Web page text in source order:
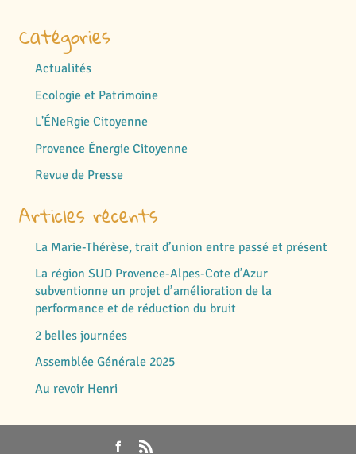
Catégories
Actualités
Ecologie et Patrimoine
L'ÉNeRgie Citoyenne
Provence Énergie Citoyenne
Revue de Presse
Articles récents
La Marie-Thérèse, trait d’union entre passé et présent
La région SUD Provence-Alpes-Cote d’Azur
subventionne un projet d’amélioration de la
performance et de réduction du bruit
2 belles journées
Assemblée Générale 2025
Au revoir Henri